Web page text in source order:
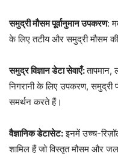
समुद्री मौसम पूर्वानुमान उपकरण:
के लिए तटीय और समुद्री मौसम की
समुद्र विज्ञान डेटा सेवाएँ:
निगरानी के लिए उपकरण, समुद्री
समर्थन करते हैं।
वैज्ञानिक डेटासेट:इनमें उच्च-
शामिल हैं जो विस्तृत मौसम और